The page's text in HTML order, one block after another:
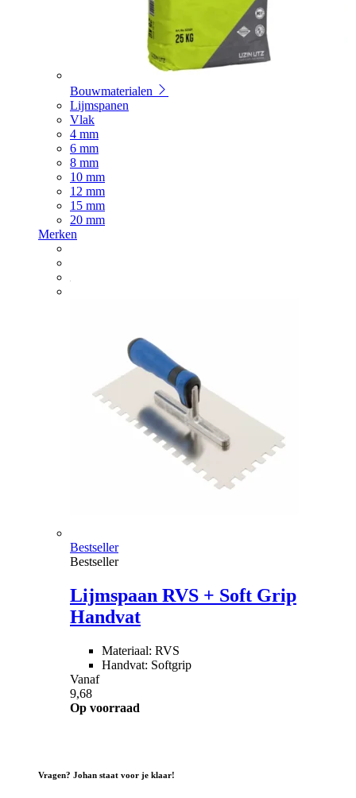
Bouwmaterialen
Lijmspanen
Vlak
4 mm
6 mm
8 mm
10 mm
12 mm
15 mm
20 mm
Merken
Bestseller
Bestseller
Lijmspaan RVS + Soft Grip
Handvat
Materiaal: RVS
Handvat: Softgrip
Vanaf
9,68
Op voorraad
Vragen? Johan staat voor je klaar!